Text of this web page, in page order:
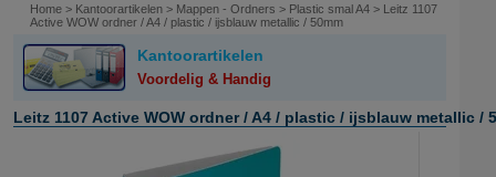
Home > Kantoorartikelen > Mappen - Ordners > Plastic smal A4 > Leitz 1107
Active WOW ordner / A4 / plastic / ijsblauw metallic / 50mm
Kantoorartikelen
Voordelig & Handig
Leitz 1107 Active WOW ordner / A4 / plastic / ijsblauw metallic /